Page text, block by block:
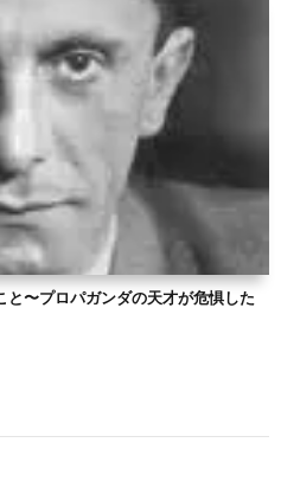
と〜プロパガンダの天才が危惧した